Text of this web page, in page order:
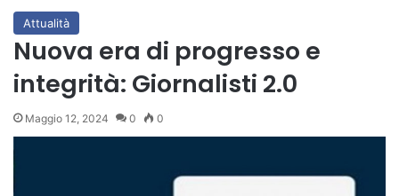
Attualità
Nuova era di progresso e
integrità: Giornalisti 2.0
Maggio 12, 2024 0 0